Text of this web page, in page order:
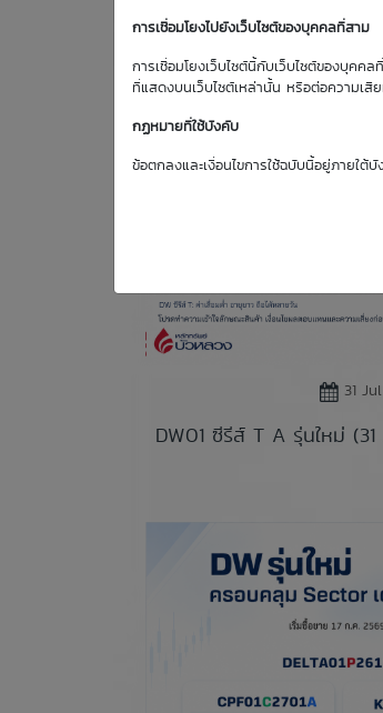
การเชื่อมโยงไปยังเว็บไซต์ของบุคคลที่สาม
การเชื่อมโยงเว็บไซต์นี้กับเว็บไซต์ของบุค
ที่แสดงบนเว็บไซต์เหล่านั้น หรือต่อความเสี
กฏหมายที่ใช้บังคับ
ข้อตกลงและเงื่อนไขการใช้ฉบับนี้อยู่ภายใต้
31
DW01 ซีรีส์ T A รุ่นใหม่